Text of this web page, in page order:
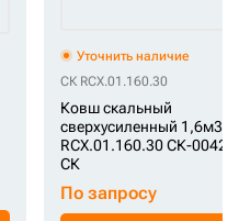
Уточнить наличие
СК RCX.01.160.30
Ковш скальный
сверхусиленный 1,6м3
RCX.01.160.30 СК-
СК
По запросу